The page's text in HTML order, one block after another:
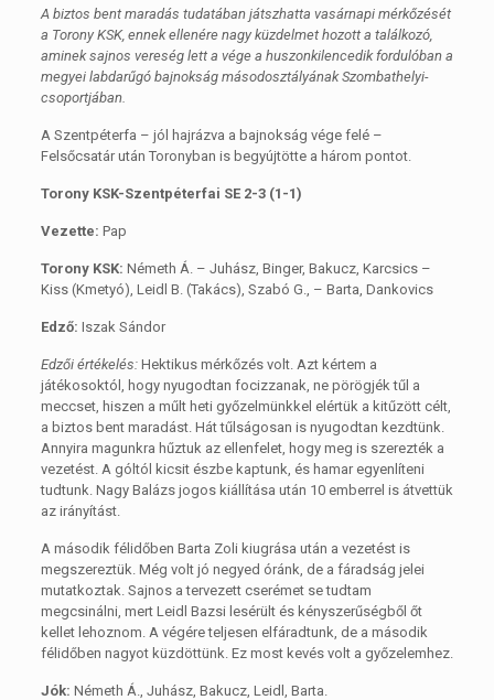
A biztos bent maradás tudatában játszhatta vasárnapi mérkőzését
a Torony KSK, ennek ellenére nagy küzdelmet hozott a találkozó,
aminek sajnos vereség lett a vége a huszonkilencedik fordulóban a
megyei labdarűgó bajnokság másodosztályának Szombathelyi-
csoportjában.
A Szentpéterfa – jól hajrázva a bajnokság vége felé –
Felsőcsatár után Toronyban is begyújtötte a három pontot.
Torony KSK-Szentpéterfai SE 2-3 (1-1)
Vezette: Pap
Torony KSK: Németh Á. – Juhász, Binger, Bakucz, Karcsics –
Kiss (Kmetyó), Leidl B. (Takács), Szabó G., – Barta, Dankovics
Edző: Iszak Sándor
Edzői értékelés:Hektikus mérkőzés volt. Azt kértem a
játékosoktól, hogy nyugodtan focizzanak, ne pörögjék tűl a
meccset, hiszen a műlt heti győzelmünkkel elértük a kitűzött célt,
a biztos bent maradást. Hát tűlságosan is nyugodtan kezdtünk.
Annyira magunkra hűztuk az ellenfelet, hogy meg is szerezték a
vezetést. A góltól kicsit észbe kaptunk, és hamar egyenlíteni
tudtunk. Nagy Balázs jogos kiállítása után 10 emberrel is átvettük
az irányítást.
A második félidőben Barta Zoli kiugrása után a vezetést is
megszereztük. Még volt jó negyed óránk, de a fáradság jelei
mutatkoztak. Sajnos a tervezett cserémet se tudtam
megcsinálni, mert Leidl Bazsi lesérült és kényszerűségből őt
kellet lehoznom. A végére teljesen elfáradtunk, de a második
félidőben nagyot küzdöttünk. Ez most kevés volt a győzelemhez.
Jók: Németh Á., Juhász, Bakucz, Leidl, Barta.